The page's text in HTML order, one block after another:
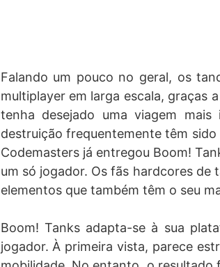
Falando um pouco no geral, os
multiplayer em larga escala, graças
tenha desejado uma viagem
destruição frequentemente têm
Codemasters já entregou Boom!
um só jogador. Os fãs hardcores de
elementos que também têm o seu
Boom! Tanks adapta-se à sua
jogador. À primeira vista, parece